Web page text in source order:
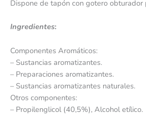
Dispone de tapón con gotero obturador
Ingredientes:
Componentes Aromáticos:
– Sustancias aromatizantes.
– Preparaciones aromatizantes.
– Sustancias aromatizantes naturales.
Otros componentes:
– Propilenglicol (40,5%), Alcohol etílico.